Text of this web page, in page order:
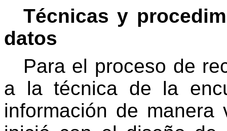
Técnicas y
datos
Para el proceso de
a la técnica de la
información de